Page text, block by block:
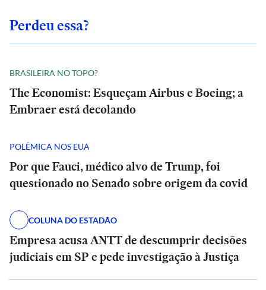
Perdeu essa?
BRASILEIRA NO TOPO?
The Economist: Esqueçam Airbus e Boeing; a
Embraer está decolando
POLÊMICA NOS EUA
Por que Fauci, médico alvo de Trump, foi
questionado no Senado sobre origem da covid
COLUNA DO ESTADÃO
Empresa acusa ANTT de descumprir decisões
judiciais em SP e pede investigação à Justiça